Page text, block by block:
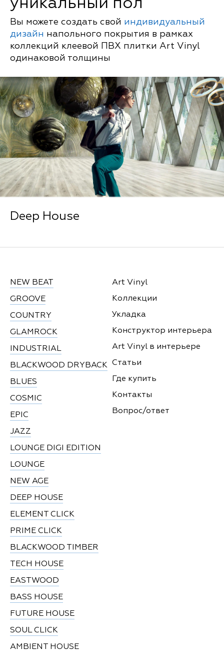
уникальный пол
Вы можете создать свой индивидуальный
дизайн напольного покрытия в рамках
коллекций клеевой ПВХ плитки Art Vinyl
одинаковой толщины
Deep House
NEW BEAT
GROOVE
COUNTRY
GLAMROCK
INDUSTRIAL
BLACKWOOD DRYBACK
BLUES
COSMIC
EPIC
JAZZ
LOUNGE DIGI EDITION
LOUNGE
NEW AGE
DEEP HOUSE
ELEMENT CLICK
PRIME CLICK
BLACKWOOD TIMBER
TECH HOUSE
EASTWOOD
BASS HOUSE
FUTURE HOUSE
SOUL CLICK
AMBIENT HOUSE
Art Vinyl
Коллекции
Укладка
Конструктор интерьера
Art Vinyl в интерьере
Статьи
Где купить
Контакты
Вопрос/ответ